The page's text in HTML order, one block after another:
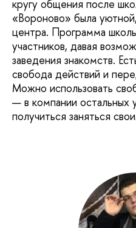
кругу общения после
«Вороново» была
центра. Программа
участников, давая
заведения знакомств.
свобода действий и
Можно использовать
— в компании остальных
получиться заняться